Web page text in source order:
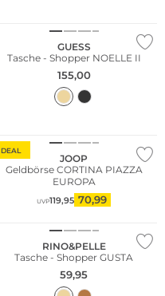
GUESS
Tasche - Shopper NOELLE II
155,00
DEAL
JOOP
Geldbörse CORTINA PIAZZA
EUROPA
UVP119,95 70,99
RINO&PELLE
Tasche - Shopper GUSTA
59,95